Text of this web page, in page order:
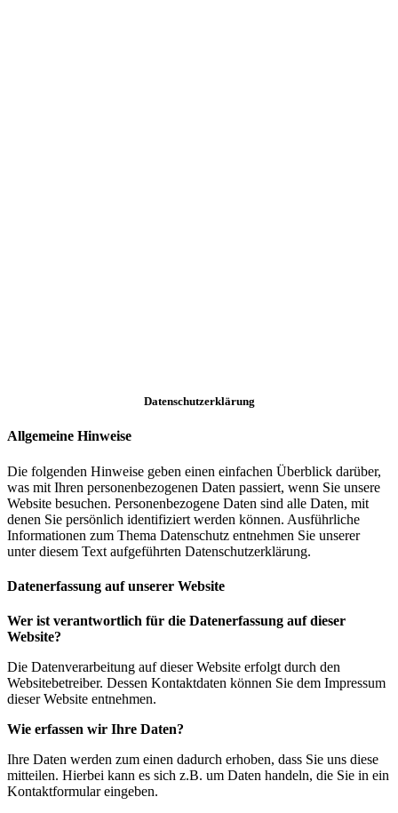
Datenschutzerklärung
Allgemeine Hinweise
Die folgenden Hinweise geben einen einfachen Überblick darüber,
was mit Ihren personenbezogenen Daten passiert, wenn Sie unsere
Website besuchen. Personenbezogene Daten sind alle Daten, mit
denen Sie persönlich identifiziert werden können. Ausführliche
Informationen zum Thema Datenschutz entnehmen Sie unserer
unter diesem Text aufgeführten Datenschutzerklärung.
Datenerfassung auf unserer Website
Wer ist verantwortlich für die Datenerfassung auf dieser
Website?
Die Datenverarbeitung auf dieser Website erfolgt durch den
Websitebetreiber. Dessen Kontaktdaten können Sie dem Impressum
dieser Website entnehmen.
Wie erfassen wir Ihre Daten?
Ihre Daten werden zum einen dadurch erhoben, dass Sie uns diese
mitteilen. Hierbei kann es sich z.B. um Daten handeln, die Sie in ein
Kontaktformular eingeben.